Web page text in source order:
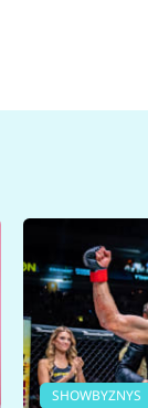
SHOWBYZNYS